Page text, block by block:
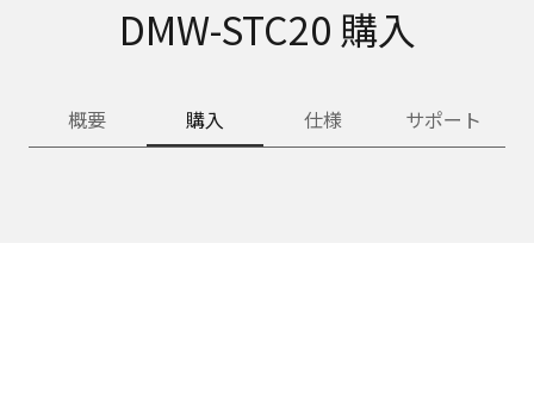
DMW-STC20 購入
概要 購入 仕様 サポート